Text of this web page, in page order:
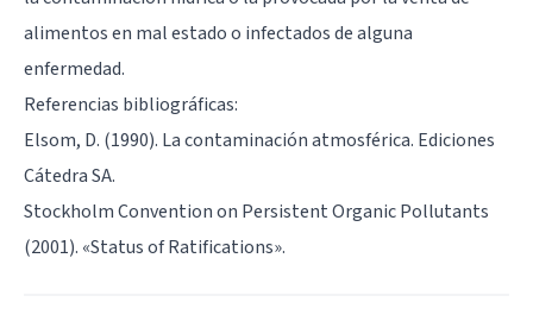
alimentos en mal estado o infectados de alguna
enfermedad.
Referencias bibliográficas:
Elsom, D. (1990). La contaminación atmosférica. Ediciones
Cátedra SA.
Stockholm Convention on Persistent Organic Pollutants
(2001). «Status of Ratifications».